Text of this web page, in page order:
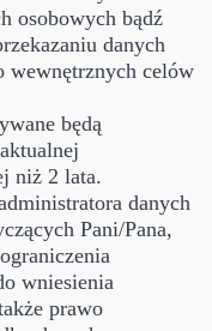
osobowych bądź
danych
wewnętrznych celów
będą
niż 2 lata.
danych
Pani/Pana,
wniesienia
prawo